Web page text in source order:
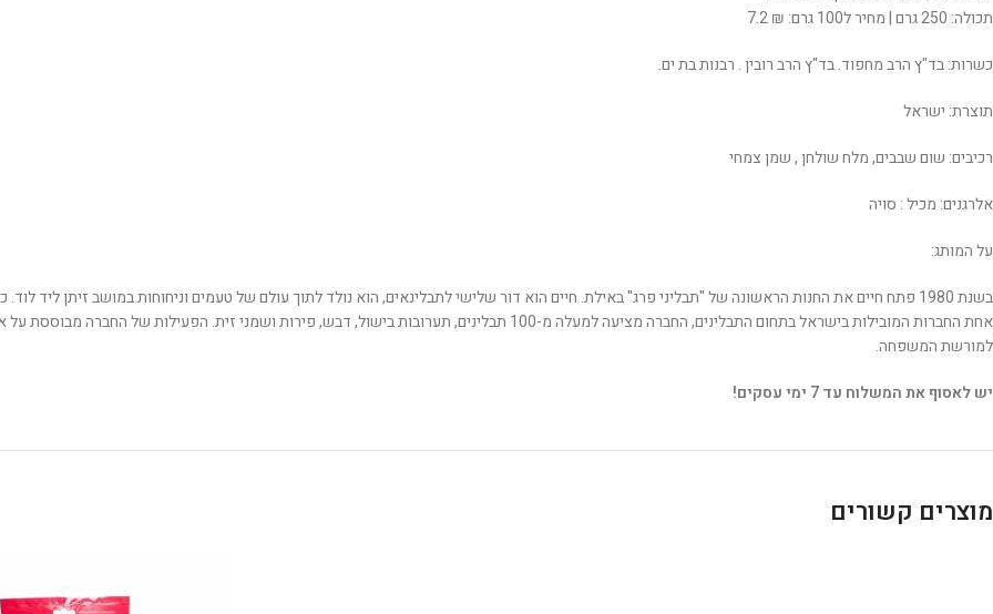
תכולה: 250 גרם | מחיר ל100 גרם: ₪ 7.2
כשרות: בד"ץ הרב מחפוד. בד"ץ הרב רובין . רבנות בת ים.
תוצרת: ישראל
רכיבים: שום שבבים, מלח שולחן , שמן צמחי
אלרגנים: מכיל : סויה
על המותג:
אחת החברות המובילות בישראל בתחום התבלינים, החברה מציעה למעלה מ-100 תבלינים, תערובות בישול, דבש, פירות
למורשת המשפחה.
יש לאסוף את המשלוח עד 7 ימי עסקים!
מוצרים קשורים